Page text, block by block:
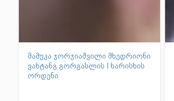
მამუკა ჯორჯიაშვილი მხედრიონი
ვახტანგ გორგასლის I ხარისხის
ორდენი